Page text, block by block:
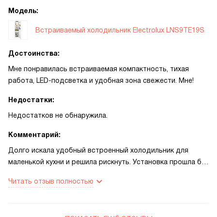
Модель:
Встраиваемый холодильник Electrolux LNS9TE19S
Достоинства:
Мне понравилась встраиваемая компактность, тихая
работа, LED-подсветка и удобная зона свежести. Мне!
Недостатки:
Недостатков не обнаружила.
Комментарий:
Долго искала удобный встроенный холодильник для
маленькой кухни и решила рискнуть. Установка прошла без
ровно. Первое, что порадовало в быту — тишина: ночами
Читать отзыв полностью